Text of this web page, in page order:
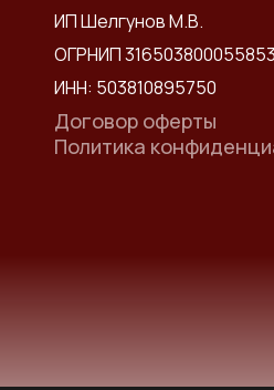
ИП Шелгунов М.В.
ОГРНИП 316503800055853
ИНН: 503810895750
Договор оферты
Политика